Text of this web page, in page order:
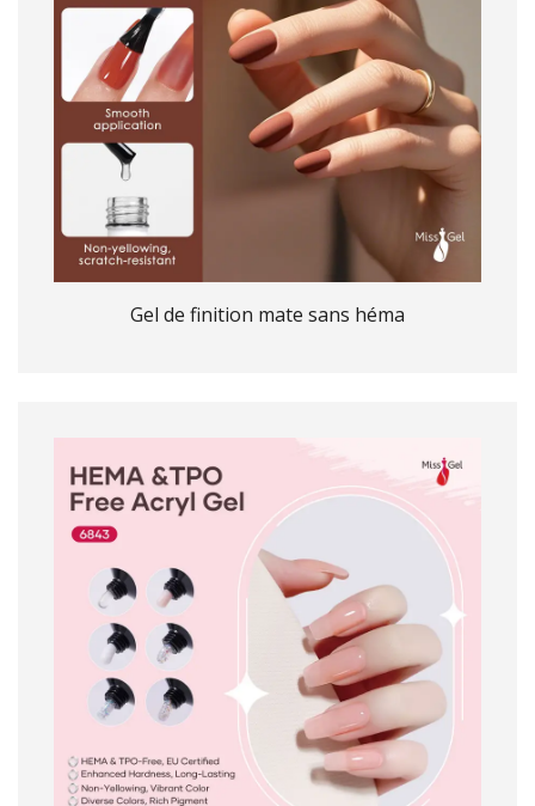
Gel de finition mate sans héma